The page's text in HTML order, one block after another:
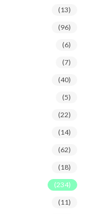
(13)
(96)
(6)
(7)
(40)
(5)
(22)
(14)
(62)
(18)
(234)
(11)